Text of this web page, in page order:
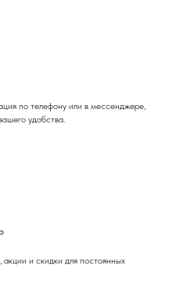
по телефону или в мессенджере,
удобства.
и скидки для постоянных